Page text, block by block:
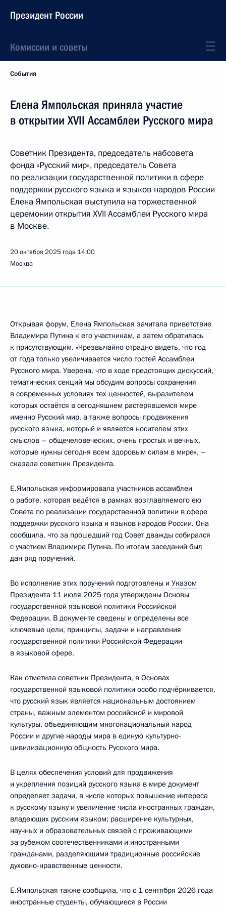
Президент России
Комиссии и советы
События
Елена Ямпольская приняла участие
в открытии XVII Ассамблеи Русского мира
Советник Президента, председатель набсовета
фонда «Русский мир», председатель Совета
по реализации государственной политики в сфере
поддержки русского языка и языков народов России
Елена Ямпольская выступила на торжественной
церемонии открытия XVII Ассамблеи Русского мира
в Москве.
20 октября 2025 года 14:00
Москва
Открывая форум, Елена Ямпольская зачитала приветствие
Владимира Путина к его участникам, а затем обратилась
к присутствующим. «Чрезвычайно отрадно видеть, что год
от года только увеличивается число гостей Ассамблеи
Русского мира. Уверена, что в ходе предстоящих дискуссий,
тематических секций мы обсудим вопросы сохранения
в современных условиях тех ценностей, выразителем
которых остаётся в сегодняшнем растерявшемся мире
именно Русский мир, а также вопросы продвижения
русского языка, который и является носителем этих
смыслов – общечеловеческих, очень простых и вечных,
которые нужны сегодня всем здоровым силам в мире», –
сказала советник Президента.
Е.Ямпольская информировала участников ассамблеи
о работе, которая ведётся в рамках возглавляемого ею
Совета по реализации государственной политики в сфере
поддержки русского языка и языков народов России. Она
сообщила, что за прошедший год Совет дважды собирался
с участием Владимира Путина. По итогам заседаний был
дан ряд поручений.
Во исполнение этих поручений подготовлены и Указом
Президента 11 июля 2025 года утверждены Основы
государственной языковой политики Российской
Федерации. В документе сведены и определены все
ключевые цели, принципы, задачи и направления
государственной политики Российской Федерации
в языковой сфере.
Как отметила советник Президента, в Основах
государственной языковой политики особо подчёркивается,
что русский язык является национальным достоянием
страны, важным элементом российской и мировой
культуры, объединяющим многонациональный народ
России и другие народы мира в единую культурно-
цивилизационную общность Русского мира.
В целях обеспечения условий для продвижения
и укрепления позиций русского языка в мире документ
определяет задачи, в числе которых повышение интереса
к русскому языку и увеличение числа иностранных граждан,
владеющих русским языком; расширение культурных,
научных и образовательных связей с проживающими
за рубежом соотечественниками и иностранными
гражданами, разделяющими традиционные российские
духовно-нравственные ценности.
Е.Ямпольская также сообщила, что с 1 сентября 2026 года
иностранные студенты, обучающиеся в России